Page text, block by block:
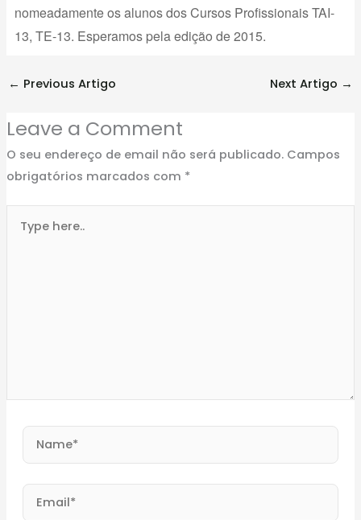
nomeadamente os alunos dos Cursos Profissionais TAI-
13, TE-13. Esperamos pela edição de 2015.
← Previous Artigo Next Artigo →
Leave a Comment
O seu endereço de email não será publicado. Campos
obrigatórios marcados com *
here..
Name*
Email*